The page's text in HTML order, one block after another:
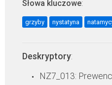
Słowa kluczowe:
grzyby nystatyna
Deskryptory:
NZ7_013: